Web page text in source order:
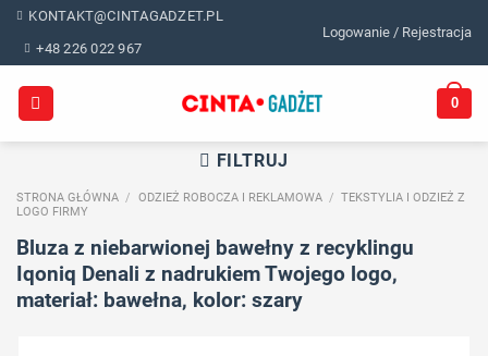
Skip
content
KONTAKT@CINTAGADZET.PL
+48 226 022 967
Logowanie / Rejestracja
0
FILTRUJ
STRONA GŁÓWNA / ODZIEŻ ROBOCZA I REKLAMOWA / TEKSTYLIA I ODZIEŻ Z
LOGO FIRMY
Bluza z niebarwionej bawełny z recyklingu
Iqoniq Denali z nadrukiem Twojego logo,
materiał: bawełna, kolor: szary